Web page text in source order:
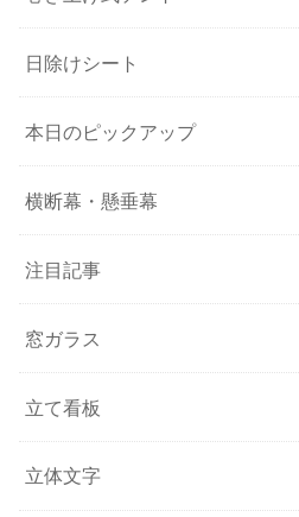
日除けシート
本日のピックアップ
横断幕・懸垂幕
注目記事
窓ガラス
立て看板
立体文字